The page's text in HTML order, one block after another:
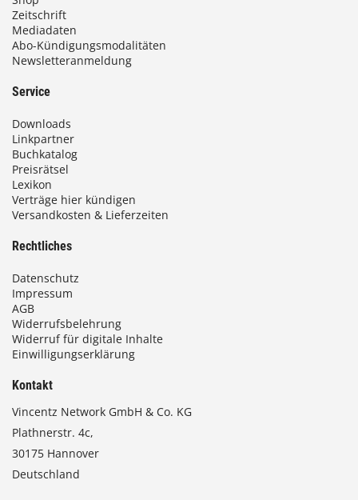
Zeitschrift
Mediadaten
Abo-Kündigungsmodalitäten
Newsletteranmeldung
Service
Downloads
Linkpartner
Buchkatalog
Preisrätsel
Lexikon
Verträge hier kündigen
Versandkosten & Lieferzeiten
Rechtliches
Datenschutz
Impressum
AGB
Widerrufsbelehrung
Widerruf für digitale Inhalte
Einwilligungserklärung
Kontakt
Vincentz Network GmbH & Co. KG
Plathnerstr. 4c,
30175 Hannover
Deutschland